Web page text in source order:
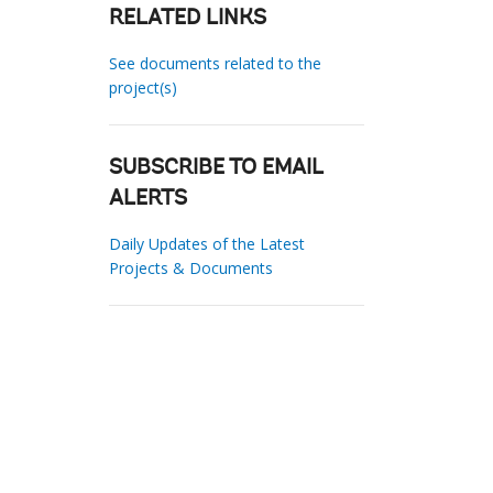
RELATED LINKS
See documents related to the
project(s)
SUBSCRIBE TO EMAIL
ALERTS
Daily Updates of the Latest
Projects & Documents